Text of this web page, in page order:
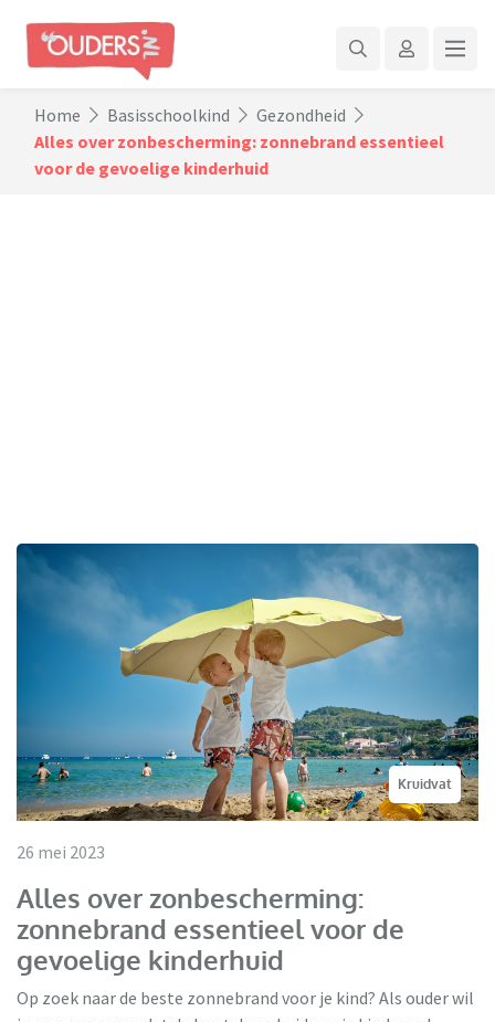
Home Basisschoolkind
Gezondheid
Alles over zonbescherming: zonnebrand essentieel
voor de gevoelige kinderhuid
Kruidvat
26 mei 2023
Alles over zonbescherming:
zonnebrand essentieel voor de
gevoelige kinderhuid
Op zoek naar de beste zonnebrand voor je kind? Als ouder wil